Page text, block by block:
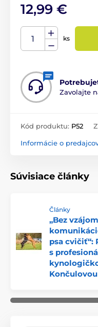
12,99 €
ks
Zavolajte
Kód produktu: P52
Informácie o
Súvisiace články
Články
„Bez
psa cvičiť“:
s
Končulovou